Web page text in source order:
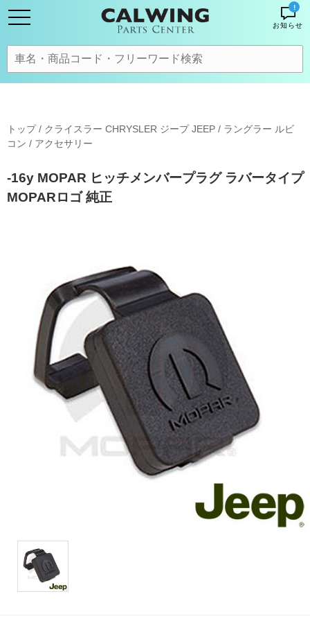
!
お知らせ
トップ/ クライスラー CHRYSLER ジープ JEEP / ラングラー ルビ
コン / アクセサリー
-16y MOPAR ヒッチメンバープラグ ラバータイプ
MOPARロゴ 純正